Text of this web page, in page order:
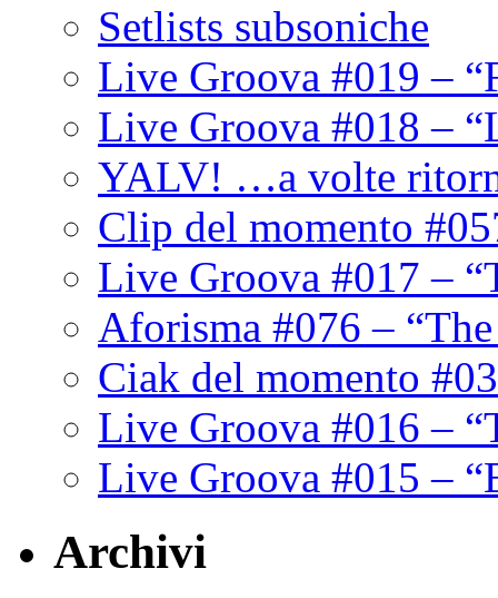
Setlists subsoniche
Live Groova #019 –
Live Groova #018 –
YALV! …a volte
Clip del momento
Live Groova #017 –
Aforisma #076 –
Ciak del momento
Live Groova #016 –
Live Groova #015 –
Archivi